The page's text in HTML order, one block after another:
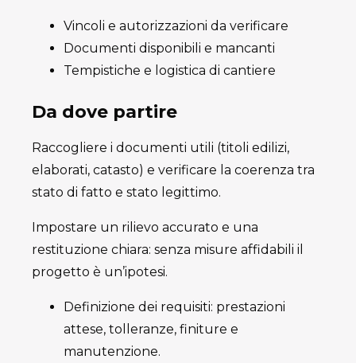
Vincoli e autorizzazioni da verificare
Documenti disponibili e mancanti
Tempistiche e logistica di cantiere
Da dove partire
Raccogliere i documenti utili (titoli edilizi,
elaborati, catasto) e verificare la coerenza tra
stato di fatto e stato legittimo.
Impostare un rilievo accurato e una
restituzione chiara: senza misure affidabili il
progetto è un’ipotesi.
Definizione dei requisiti: prestazioni
attese, tolleranze, finiture e
manutenzione.